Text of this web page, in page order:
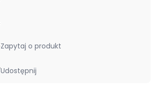
Zapytaj o produkt
Udostępnij